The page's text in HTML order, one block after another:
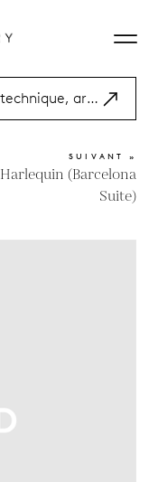
SUIVANT »
Harlequin (Barcelona
Suite)